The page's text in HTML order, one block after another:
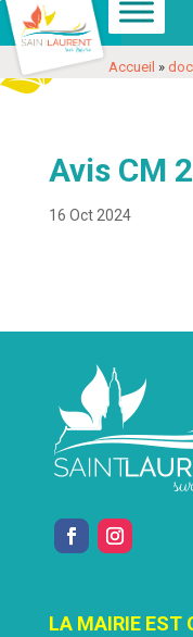
Aller
à
la
Aller
au
contenu
Voir
les
coordonnées
Accueil »
Avis CM
16 Oct 2024
LA MAIRIE EST